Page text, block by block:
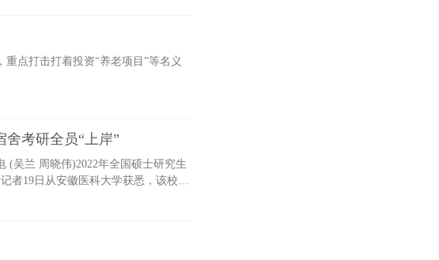
点打击打着投资“养老项目”等名义
舍考研全员“上岸”
硕士研究生
者19日从安徽医科大学获悉，该校